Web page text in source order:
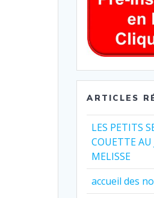
ARTICLES
LES PETITS
COUETTE
MELISSE
accueil des